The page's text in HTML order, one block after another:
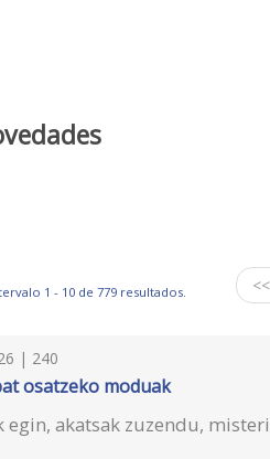
1 - 10 de 779 resultados.
| 240
osatzeko moduak
egin, akatsak zuzendu,